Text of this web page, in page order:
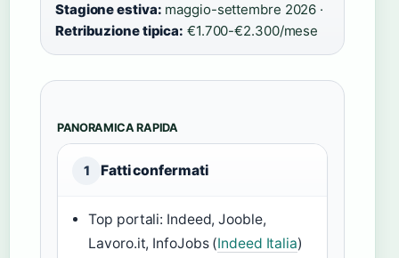
Stagione estiva: maggio-settembre 2026 ·
Retribuzione tipica: €1.700-€2.300/mese
PANORAMICA RAPIDA
1 Fatti confermati
Top portali: Indeed, Jooble,
Lavoro.it, InfoJobs (Indeed Italia)